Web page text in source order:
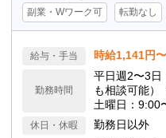
副業・Wワーク可 転勤なし
給与・手当 時給1,141円〜
勤務時間
平日週2〜3
も相談可能） ▼勤務時間 平日：14:00〜19:00
土曜日：9:00
休日・休暇 勤務日以外